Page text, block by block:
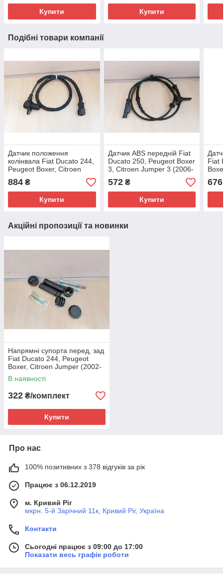
Купити Купити
Подібні товари компанії
Датчик положення
колінвала Fiat Ducato 244,
Peugeot Boxer, Citroen
Jumper (2002-2006) 2.8,
500343018, 1920CP
884 ₴
Купити
Датчик ABS передній Fiat
Ducato 250, Peugeot Boxer
3, Citroen Jumper 3 (2006-
2014), 51725099, 4545F1
572₴
Купити
Fiat
676
Акційні пропозиції та новинки
Напрямні супорта перед, зад
Fiat Ducato 244, Peugeot
Boxer, Citroen Jumper (2002-
2006), 77364046, 443939
В наявності
322 ₴/комплект
Купити
Про нас
100% позитивних з 378 відгуків за рік
Працює з 06.12.2019
м. Кривий Ріг
мкрн. 5-й Зарічний 11к, Кривий Ріг, Україна
Контакти
Сьогодні працює з 09:00 до 17:00
Показати весь графік роботи